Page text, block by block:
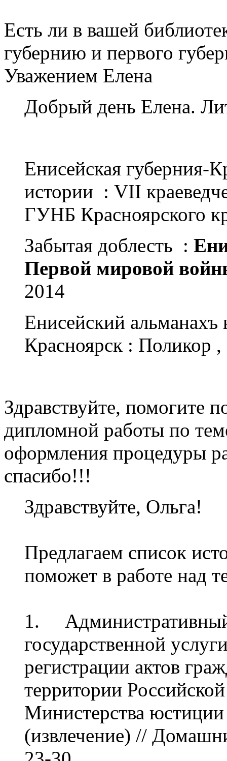
Есть ли в вашей
губернию и первого
Уважением Елена
Добрый день Елена.
Енисейская губерния-
истории : VII
ГУНБ Красноярского
Забытая доблесть :
Первой мировой
2014
Енисейский
Красноярск : Поликор ,
Здравствуйте, помогите
дипломной работы по
оформления процедуры
спасибо!!!
Здравствуйте, Ольга!
Предлагаем список
поможет в работе над
1. Административный
государственной
регистрации актов
территории
Министерства
(извлечение) //